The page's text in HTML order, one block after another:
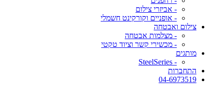
- אביזרי צילום
- אופניים וקורקינט חשמלי
צילום ואבטחה
- מצלמות אבטחה
- מכשירי קשר וציוד טקטי
מותגים
- SteelSeries
התחברות
04-6973519